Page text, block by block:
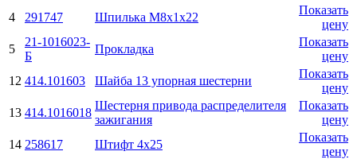
4
291747 Шпилька М8x1x22
Показать
цену
5
21-1016023-
Б
Прокладка
Показать
цену
12 414.101603 Шайба 13 упорная шестерни
Показать
цену
13 414.1016018
Шестерня привода распределителя
зажигания
Показать
цену
14 258617 Штифт 4х25
Показать
цену